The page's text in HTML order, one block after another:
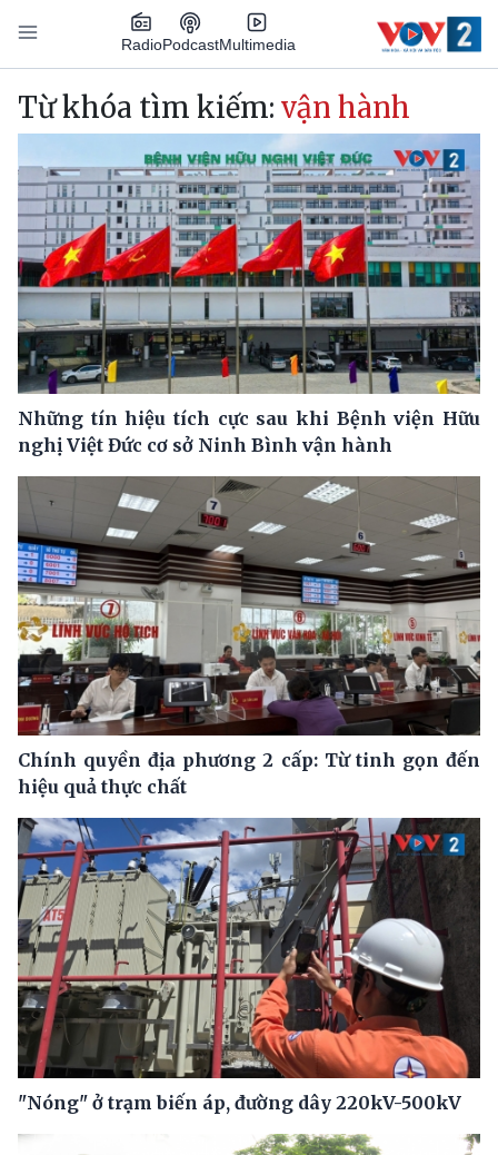
Nhảy đến nội dung
RadioPodcastMultimedia
Main navigation
Từ khóa tìm kiếm: vận hành
Những tín hiệu tích cực sau khi Bệnh viện Hữu
nghị Việt Đức cơ sở Ninh Bình vận hành
Chính quyền địa phương 2 cấp: Từ tinh gọn đến
hiệu quả thực chất
"Nóng" ở trạm biến áp, đường dây 220kV-500kV